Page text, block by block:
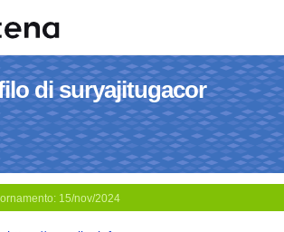
di suryajitugacor
15/nov/2024